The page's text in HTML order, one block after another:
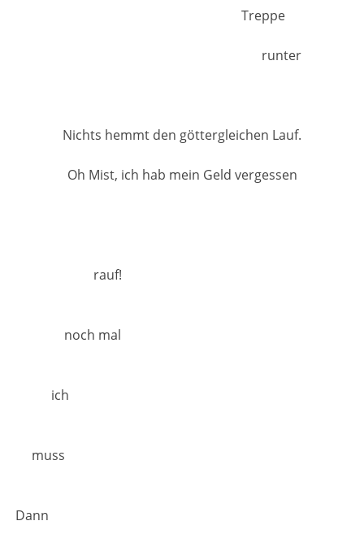
Treppe
runter
Nichts hemmt den göttergleichen Lauf.
Oh Mist, ich hab mein Geld vergessen
rauf!
noch mal
ich
muss
Dann